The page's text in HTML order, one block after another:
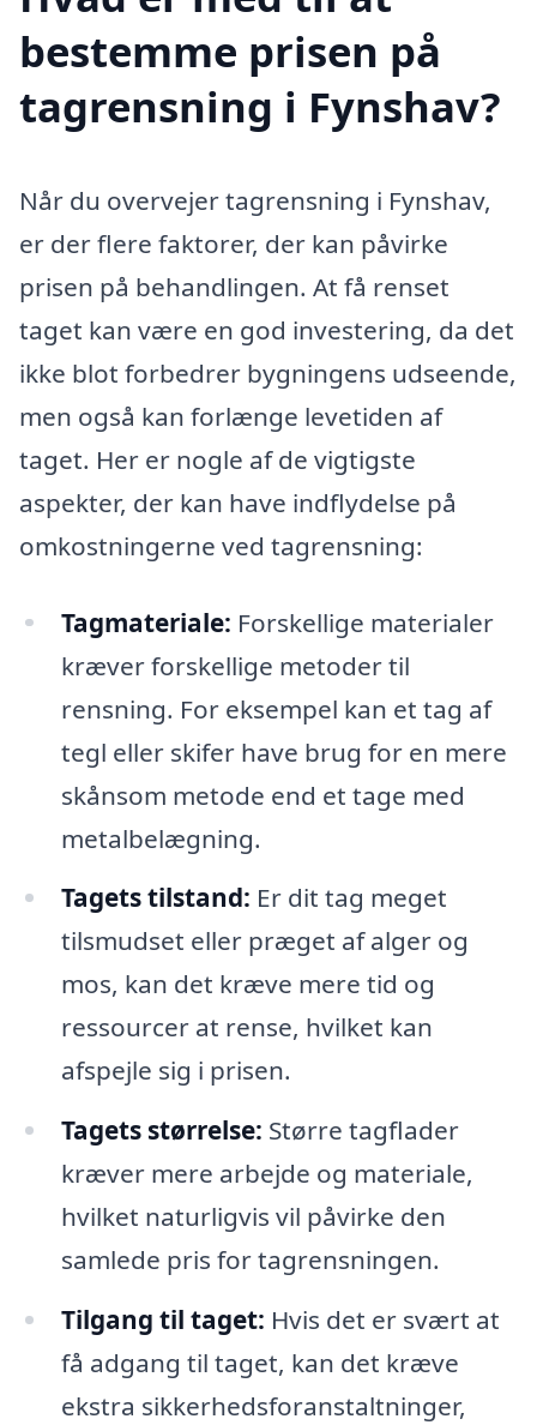
bestemme prisen på
tagrensning i Fynshav?
Når du overvejer tagrensning i Fynshav,
er der flere faktorer, der kan påvirke
prisen på behandlingen. At få renset
taget kan være en god investering, da det
ikke blot forbedrer bygningens udseende,
men også kan forlænge levetiden af
taget. Her er nogle af de vigtigste
aspekter, der kan have indflydelse på
omkostningerne ved tagrensning:
Tagmateriale: Forskellige materialer
kræver forskellige metoder til
rensning. For eksempel kan et tag af
tegl eller skifer have brug for en mere
skånsom metode end et tage med
metalbelægning.
Tagets tilstand: Er dit tag meget
tilsmudset eller præget af alger og
mos, kan det kræve mere tid og
ressourcer at rense, hvilket kan
afspejle sig i prisen.
Tagets størrelse: Større tagflader
kræver mere arbejde og materiale,
hvilket naturligvis vil påvirke den
samlede pris for tagrensningen.
Tilgang til taget: Hvis det er svært at
få adgang til taget, kan det kræve
ekstra sikkerhedsforanstaltninger,